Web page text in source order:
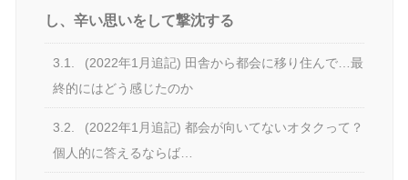
し、辛い思いをして撃沈する
3.1.
(2022年1月追記) 田舎から都会に移り住んで…最
終的にはどう感じたのか
3.2.
(2022年1月追記) 都会が向いてないオタクって？
個人的に答えるならば…